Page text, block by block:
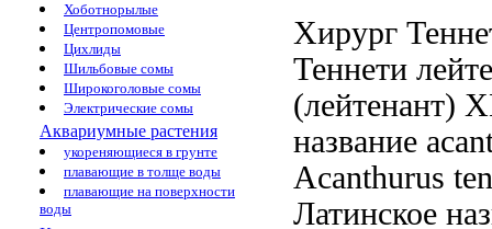
Хоботнорылые
Центропомовые
Цихлиды
Шильбовые сомы
Широкоголовые сомы
Электрические сомы
Аквариумные растения
укореняющиеся в грунте
плавающие в толще воды
плавающие на поверхности
воды
Хирург
Теннети
(лейтенант)
название
Acanthurus
Латинское